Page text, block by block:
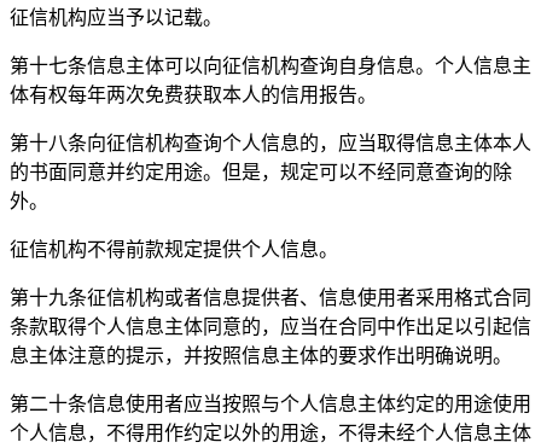
征信机构应当予以记载。
第十七条信息主体可以向征信机构查询自身信息。个人信息主
体有权每年两次免费获取本人的信用报告。
第十八条向征信机构查询个人信息的，应当取得信息主体本人
的书面同意并约定用途。但是，规定可以不经同意查询的除
外。
征信机构不得前款规定提供个人信息。
第十九条征信机构或者信息提供者、信息使用者采用格式合同
条款取得个人信息主体同意的，应当在合同中作出足以引起信
息主体注意的提示，并按照信息主体的要求作出明确说明。
第二十条信息使用者应当按照与个人信息主体约定的用途使用
个人信息，不得用作约定以外的用途，不得未经个人信息主体